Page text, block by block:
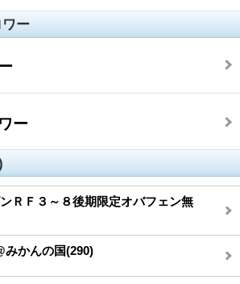
ー
ー
ＲＦ３～８後期限定オバフェン無
みかんの国(290)